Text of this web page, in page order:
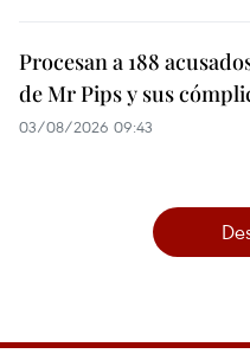
Procesan a 188
de Mr Pips y sus
03/08/2026 09:43